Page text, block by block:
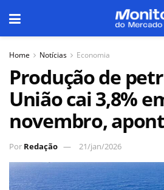
Home Notícias Economia
Produção de
União cai 3,8%
novembro,
Por Redação 21/jan/2026